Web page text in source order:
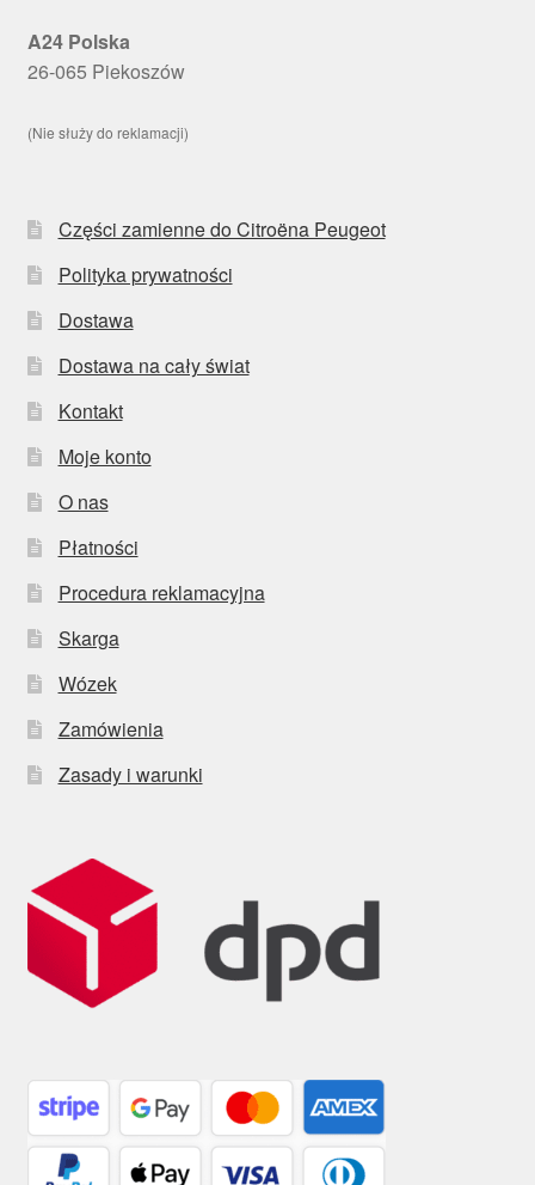
A24 Polska
26-065 Piekoszów
(Nie służy do reklamacji)
Części zamienne do Citroëna Peugeot
Polityka prywatności
Dostawa
Dostawa na cały świat
Kontakt
Moje konto
O nas
Płatności
Procedura reklamacyjna
Skarga
Wózek
Zamówienia
Zasady i warunki